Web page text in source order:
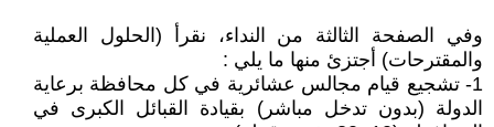
وفي الصفحة الثالثة من النداء، نقرأ (الحلول العملية
والمقترحات) أجتزئ منها ما يلي :
1- تشجيع قيام مجالس عشائرية في كل محافظة برعاية
الدولة (بدون تدخل مباشر) بقيادة القبائل الكبرى في